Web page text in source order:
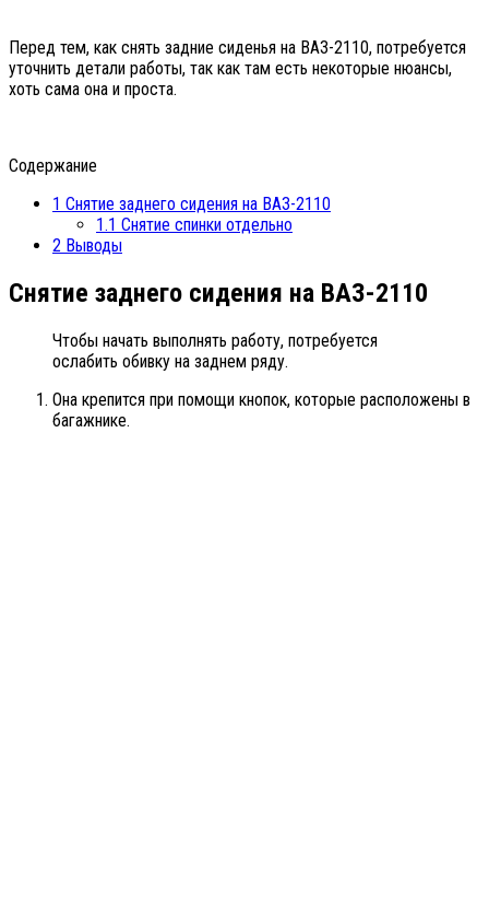
Перед тем, как снять задние сиденья на ВАЗ-2110, потребуется
уточнить детали работы, так как там есть некоторые нюансы,
хоть сама она и проста.
Содержание
1 Снятие заднего сидения на ВАЗ-2110
1.1 Снятие спинки отдельно
2 Выводы
Снятие заднего сидения на ВАЗ-2110
Чтобы начать выполнять работу, потребуется
ослабить обивку на заднем ряду.
Она крепится при помощи кнопок, которые расположены в
багажнике.